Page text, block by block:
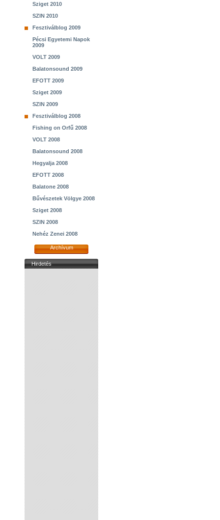
Sziget 2010
SZIN 2010
Fesztiválblog 2009
Pécsi Egyetemi Napok
2009
VOLT 2009
Balatonsound 2009
EFOTT 2009
Sziget 2009
SZIN 2009
Fesztiválblog 2008
Fishing on Orfű 2008
VOLT 2008
Balatonsound 2008
Hegyalja 2008
EFOTT 2008
Balatone 2008
Bűvészetek Völgye 2008
Sziget 2008
SZIN 2008
Nehéz Zenei 2008
Archívum
Hirdetés